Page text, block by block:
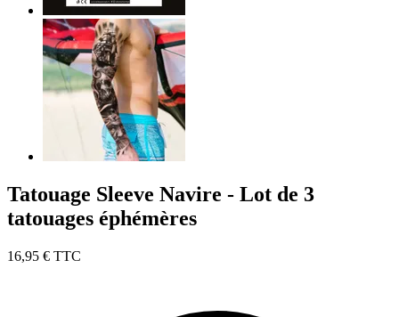
Tatouage Sleeve Navire - Lot de 3
tatouages éphémères
16,95 € TTC